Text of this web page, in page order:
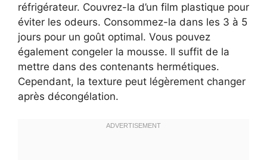
réfrigérateur. Couvrez-la d’un film plastique pour
éviter les odeurs. Consommez-la dans les 3 à 5
jours pour un goût optimal. Vous pouvez
également congeler la mousse. Il suffit de la
mettre dans des contenants hermétiques.
Cependant, la texture peut légèrement changer
après décongélation.